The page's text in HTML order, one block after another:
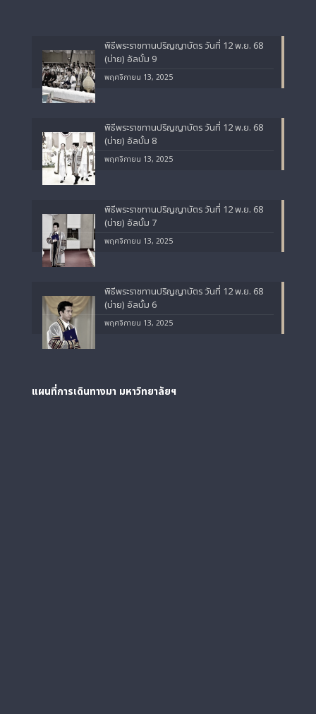
พิธีพระราชทานปริญญาบัตร วันที่ 12 พ.ย. 68
(บ่าย) อัลบั้ม 9
พฤศจิกายน 13, 2025
พิธีพระราชทานปริญญาบัตร วันที่ 12 พ.ย. 68
(บ่าย) อัลบั้ม 8
พฤศจิกายน 13, 2025
พิธีพระราชทานปริญญาบัตร วันที่ 12 พ.ย. 68
(บ่าย) อัลบั้ม 7
พฤศจิกายน 13, 2025
พิธีพระราชทานปริญญาบัตร วันที่ 12 พ.ย. 68
(บ่าย) อัลบั้ม 6
พฤศจิกายน 13, 2025
แผนที่การเดินทางมา มหาวิทยาลัยฯ